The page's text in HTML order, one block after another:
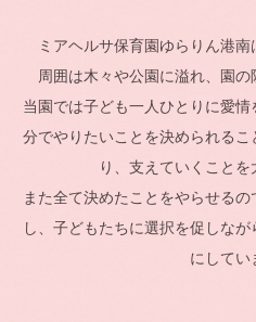
ミアヘルサ保育園ゆらりん港南
周囲は木々や公園に溢れ、園の
当園では子ども一人ひとりに愛
分でやりたいことを決められる
り、支えていくことを
また全て決めたことをやらせる
し、子どもたちに選択を促しな
にしてい